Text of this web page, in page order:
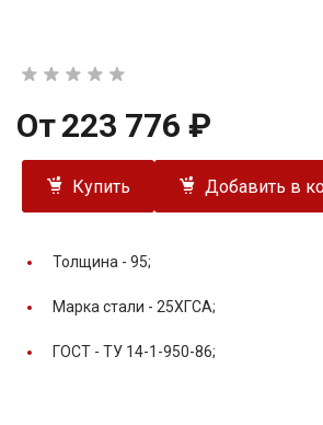
От223 776 ₽
Купить Добавить в
Толщина - 95;
Марка стали - 25ХГСА;
ГОСТ - ТУ 14-1-950-86;